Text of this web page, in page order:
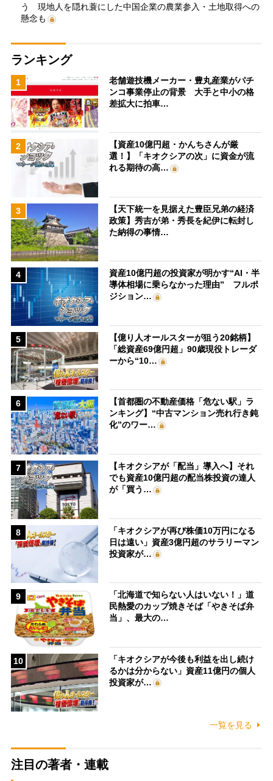
う 現地人を隠れ蓑にした中国企業の農業参入・土地取得への
懸念も
ランキング
1
老舗遊技機メーカー・豊丸産業がパチ
ンコ事業停止の背景 大手と中小の格
差拡大に拍車…
2
【資産10億円超・かんちさんが厳
選！】「キオクシアの次」に資金が流
れる期待の高…
3
【天下統一を見据えた豊臣兄弟の経済
政策】秀吉が弟・秀長を紀伊に転封し
た納得の事情…
4
資産10億円超の投資家が明かす“AI・半
導体相場に乗らなかった理由” フルポ
ジション…
5
【億り人オールスターが狙う20銘柄】
「総資産69億円超」90歳現役トレーダ
ーから“10…
6
【首都圏の不動産価格「危ない駅」ラ
ンキング】“中古マンション売れ行き鈍
化”のワー…
7
【キオクシアが「配当」導入へ】それ
でも資産10億円超の配当株投資の達人
が「買う…
8
「キオクシアが再び株価10万円になる
日は遠い」資産3億円超のサラリーマン
投資家が…
9
「北海道で知らない人はいない！」道
民熱愛のカップ焼きそば「やきそば弁
当」、最大の…
10
「キオクシアが今後も利益を出し続け
るかは分からない」資産11億円の個人
投資家が…
一覧を見る
注目の著者・連載